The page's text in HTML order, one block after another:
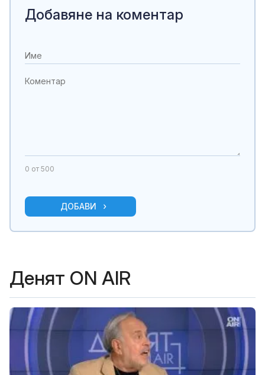
Добавяне на коментар
0 от 500
ДОБАВИ
Денят ON AIR